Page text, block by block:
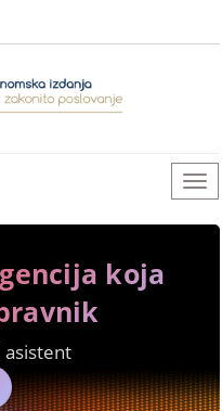
koja
asistent